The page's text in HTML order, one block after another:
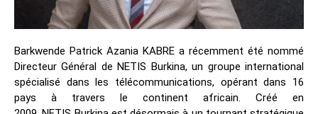
Barkwende Patrick Azania KABRE a récemment été nommé
Directeur Général de NETIS Burkina, un groupe international
spécialisé dans les télécommunications, opérant dans 16
pays à travers le continent africain. Créé en